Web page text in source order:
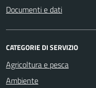
Documenti e dati
CATEGORIE DI SERVIZIO
Agricoltura e pesca
Ambiente